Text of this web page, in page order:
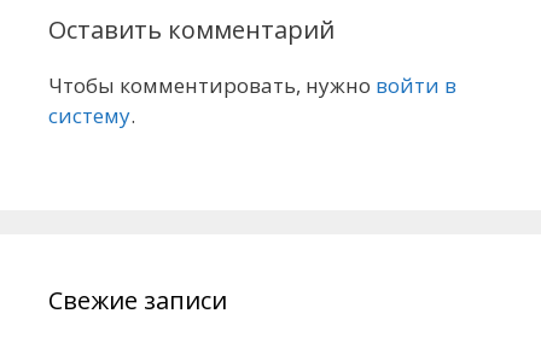
Оставить комментарий
Чтобы комментировать, нужно войти в
систему.
Свежие записи